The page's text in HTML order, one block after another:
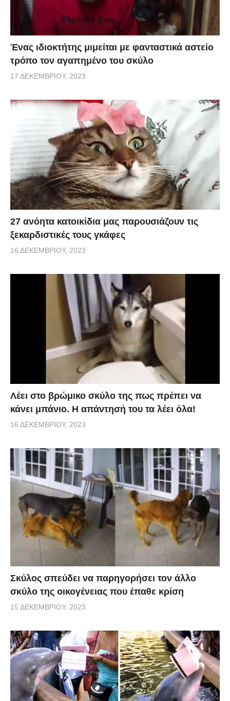
Ένας ιδιοκτήτης μιμείται με φανταστικά αστείο
τρόπο τον αγαπημένο του σκύλο
17 ΔΕΚΕΜΒΡΊΟΥ, 2023
27 ανόητα κατοικίδια μας παρουσιάζουν τις
ξεκαρδιστικές τους γκάφες
16 ΔΕΚΕΜΒΡΊΟΥ, 2023
Λέει στο βρώμικο σκύλο της πως πρέπει να
κάνει μπάνιο. Η απάντησή του τα λέει όλα!
16 ΔΕΚΕΜΒΡΊΟΥ, 2023
Σκύλος σπεύδει να παρηγορήσει τον άλλο
σκύλο της οικογένειας που έπαθε κρίση
15 ΔΕΚΕΜΒΡΊΟΥ, 2023